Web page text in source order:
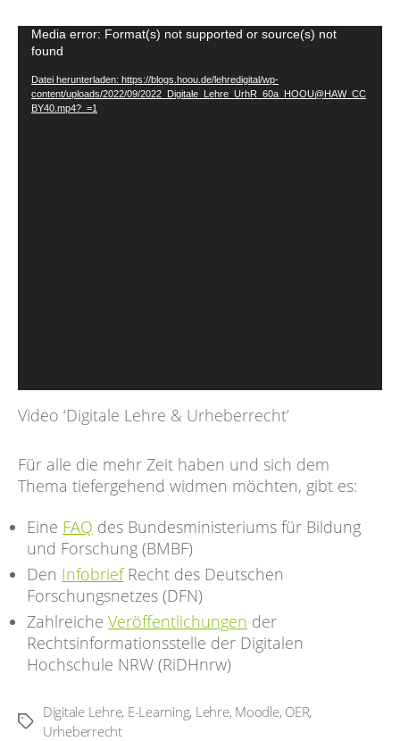
Media error: Format(s) not supported or source(s) not
found
Datei herunterladen: https://blogs.hoou.de/lehredigital/wp-
content/uploads/2022/09/2022_Digitale_Lehre_UrhR_60a_HOOU@HAW_CC
BY40.mp4?_=1
Video ‘Digitale Lehre & Urheberrecht’
Für alle die mehr Zeit haben und sich dem
Thema tiefergehend widmen möchten, gibt es:
Eine FAQ des Bundesministeriums für Bildung
und Forschung (BMBF)
Den InfobriefRecht des Deutschen
Forschungsnetzes (DFN)
Zahlreiche Veröffentlichungen der
Rechtsinformationsstelle der Digitalen
Hochschule NRW (RiDHnrw)
Schlagwörter
Digitale Lehre, E-Learning, Lehre, Moodle, OER,
Urheberrecht